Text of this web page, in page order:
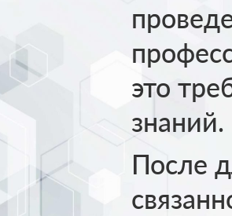
это
знаний.
После